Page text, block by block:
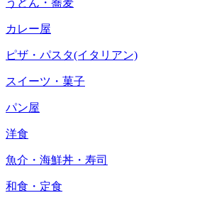
うどん・蕎麦
カレー屋
ピザ・パスタ(イタリアン)
スイーツ・菓子
パン屋
洋食
魚介・海鮮丼・寿司
和食・定食